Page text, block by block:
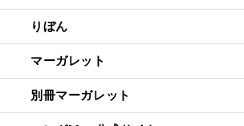
りぼん
マーガレット
別冊マーガレット